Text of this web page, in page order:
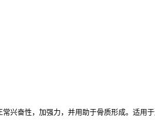
兴奋性，加强力，并用助于骨质形成。适用